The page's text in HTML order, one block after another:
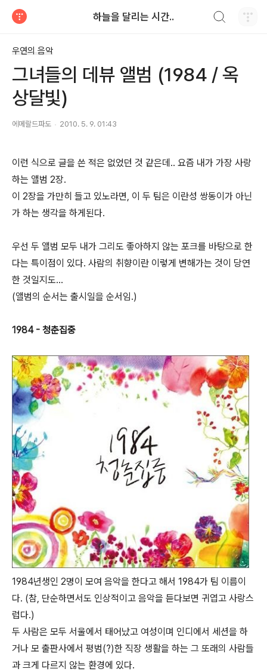
하늘을 달리는 시간..
우연의 음악
그녀들의 데뷰 앨범 (1984 / 옥
상달빛)
에메랄드파도 2010. 5. 9. 01:43
이런 식으로 글을 쓴 적은 없었던 것 같은데.. 요즘 내가 가장 사랑
하는 앨범 2장.
이 2장을 가만히 들고 있노라면, 이 두 팀은 이란성 쌍동이가 아닌
가 하는 생각을 하게된다.
우선 두 앨범 모두 내가 그리도 좋아하지 않는 포크를 바탕으로 한
다는 특이점이 있다. 사람의 취향이란 이렇게 변해가는 것이 당연
한 것일지도...
(앨범의 순서는 출시일을 순서임.)
1984 - 청춘집중
1984년생인 2명이 모여 음악을 한다고 해서 1984가 팀 이름이
다. (참, 단순하면서도 인상적이고 음악을 듣다보면 귀엽고 사랑스
럽다.)
두 사람은 모두 서울에서 태어났고 여성이며 인디에서 세션을 하
거나 모 출판사에서 평범(?)한 직장 생활을 하는 그 또래의 사람들
과 크게 다르지 않는 환경에 있다.